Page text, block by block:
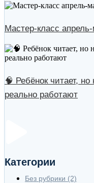
Мастер-класс
🧠 Ребёнок читает,
реально работают
Категории
Без рубрики (2)